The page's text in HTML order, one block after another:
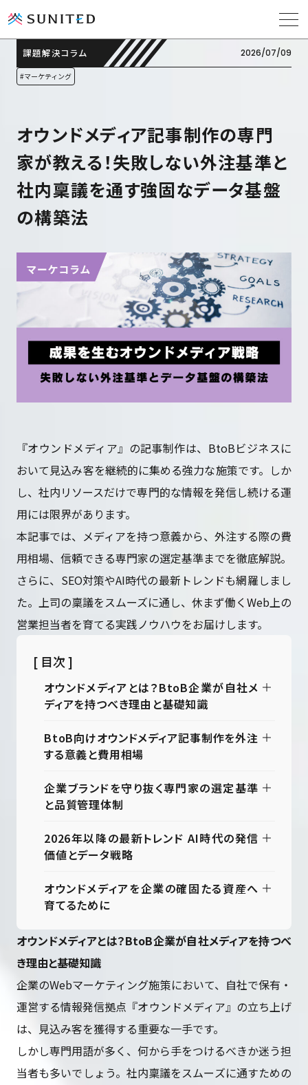
ソリューション
導入事例
課題解決コラム
会社概要
採用情報
プライバシーポリシー
課題解決コラム 2026/07/09
#マーケティング
オウンドメディア記事制作の専門
家が教える！失敗しない外注基準と
社内稟議を通す強固なデータ基盤
の構築法
『オウンドメディア』の記事制作は、BtoBビジネスに
おいて見込み客を継続的に集める強力な施策です。しか
し、社内リソースだけで専門的な情報を発信し続ける運
用には限界があります。
本記事では、メディアを持つ意義から、外注する際の費
用相場、信頼できる専門家の選定基準までを徹底解説。
さらに、SEO対策やAI時代の最新トレンドも網羅しまし
た。上司の稟議をスムーズに通し、休まず働くWeb上の
営業担当者を育てる実践ノウハウをお届けします。
[ 目次 ]
オウンドメディアとは？BtoB企業が自社メ
ディアを持つべき理由と基礎知識
BtoB向けオウンドメディア記事制作を外注
する意義と費用相場
企業ブランドを守り抜く専門家の選定基準
と品質管理体制
2026年以降の最新トレンド AI時代の発信
価値とデータ戦略
オウンドメディアを企業の確固たる資産へ
育てるために
オウンドメディアとは？BtoB企業が自社メディアを持つべ
き理由と基礎知識
企業のWebマーケティング施策において、自社で保有・
運営する情報発信拠点『オウンドメディア』の立ち上げ
は、見込み客を獲得する重要な一手です。
しかし専門用語が多く、何から手をつけるべきか迷う担
当者も多いでしょう。社内稟議をスムーズに通すための